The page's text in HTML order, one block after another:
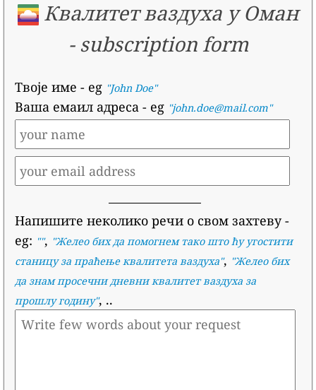
Квалитет ваздуха у Оман
- subscription form
Твоје име - eg "John Doe"
Ваша емаил адреса- eg "john.doe@mail.com"
Напишите неколико речи о свом захтеву-
eg: "", "Желео бих да помогнем тако што ћу угостити
станицу за праћење квалитета ваздуха", "Желео бих
да знам просечни дневни квалитет ваздуха за
прошлу годину", ..